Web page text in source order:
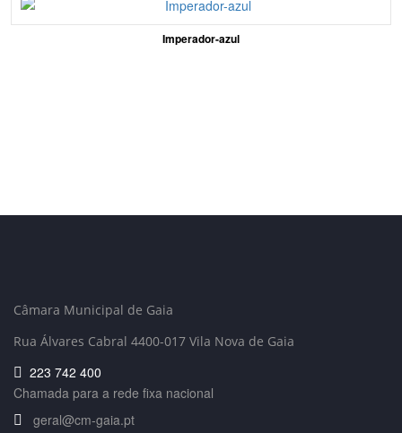
Imperador-azul
Câmara Municipal de Gaia
Rua Álvares Cabral 4400-017 Vila Nova de Gaia
223 742 400
Chamada para a rede fixa nacional
geral@cm-gaia.pt